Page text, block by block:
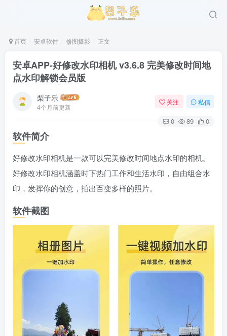
首页 安卓软件 修图摄影 正文
安卓APP-好修改水印相机 v3.6.8 完美修改时间地
点水印解锁会员版
梨子乐
4个月前更新
关注 私信
0 89 0
软件简介
好修改水印相机是一款可以完美修改时间地点水印的相机。
好修改水印相机涵盖时下热门工作和生活水印，自由组合水
印，发挥你的创意，拍出百变多样的照片。
软件截图